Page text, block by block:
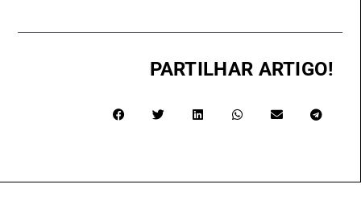
PARTILHAR ARTIGO!